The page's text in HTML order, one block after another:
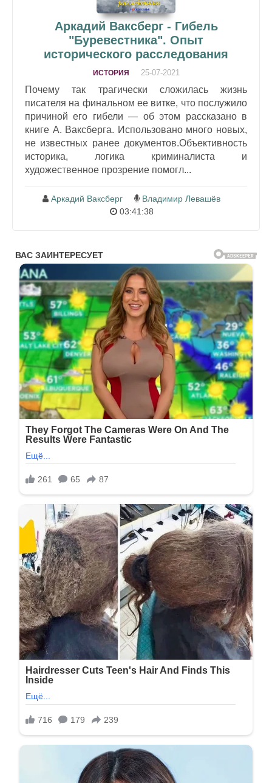
Аркадий Ваксберг - Гибель
"Буревестника". Опыт
исторического расследования
ИСТОРИЯ 25-07-2021
Почему так трагически сложилась жизнь
писателя на финальном ее витке, что послужило
причиной его гибели — об этом рассказано в
книге А. Ваксберга. Использовано много новых,
не известных ранее документов.Объективность
историка, логика криминалиста и
художественное прозрение помогл...
Аркадий Ваксберг
Владимир Левашёв
03:41:38